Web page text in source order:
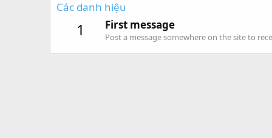
Các danh hiệu
1 First message
Post a message somewhere on the site to